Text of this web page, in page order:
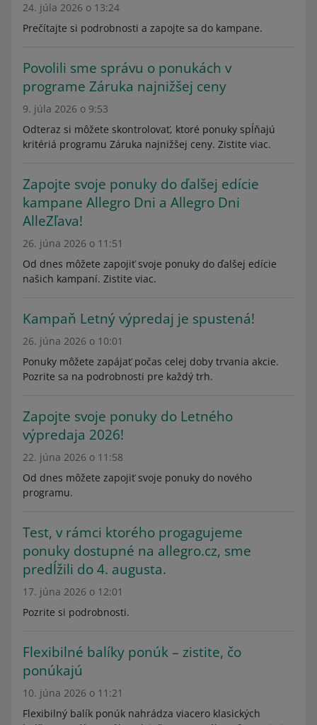
24. júla 2026 o 13:24
Prečítajte si podrobnosti a zapojte sa do kampane.
Povolili sme správu o ponukách v
programe Záruka najnižšej ceny
9. júla 2026 o 9:53
Odteraz si môžete skontrolovať, ktoré ponuky spĺňajú
kritériá programu Záruka najnižšej ceny. Zistite viac.
Zapojte svoje ponuky do ďalšej edície
kampane Allegro Dni a Allegro Dni
AlleZľava!
26. júna 2026 o 11:51
Od dnes môžete zapojiť svoje ponuky do ďalšej edície
našich kampaní. Zistite viac.
Kampaň Letný výpredaj je spustená!
26. júna 2026 o 10:01
Ponuky môžete zapájať počas celej doby trvania akcie.
Pozrite sa na podrobnosti pre každý trh.
Zapojte svoje ponuky do Letného
výpredaja 2026!
22. júna 2026 o 11:58
Od dnes môžete zapojiť svoje ponuky do nového
programu.
Test, v rámci ktorého progagujeme
ponuky dostupné na allegro.cz, sme
predĺžili do 4. augusta.
17. júna 2026 o 12:01
Pozrite si podrobnosti.
Flexibilné balíky ponúk – zistite, čo
ponúkajú
10. júna 2026 o 11:21
Flexibilný balík ponúk nahrádza viacero klasických